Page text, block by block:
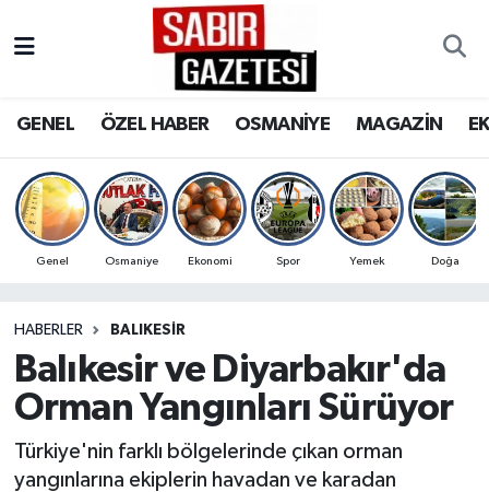
GENEL ÖZEL HABER OSMANİYE MAGAZİN
Genel Osmaniye Ekonomi Spor Yemek Doğa
HABERLER BALIKESIR
Balıkesir ve Diyarbakır'da
Orman Yangınları Sürüyor
Türkiye'nin farklı bölgelerinde çıkan orman
yangınlarına ekiplerin havadan ve karadan
OSMANİYE
MAGAZİN
SPOR
RESMİ İLANLAR
Osmaniye Nöbetçi Eczaneler
Osmaniye Trafik Yoğunluk Haritası
Süper Lig Puan Durumu ve Fikstür
Son Dakika Haberleri
Haber Arşivi